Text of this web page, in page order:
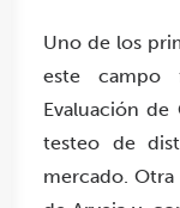
Uno de los
este campo
Evaluación de
testeo de
mercado.